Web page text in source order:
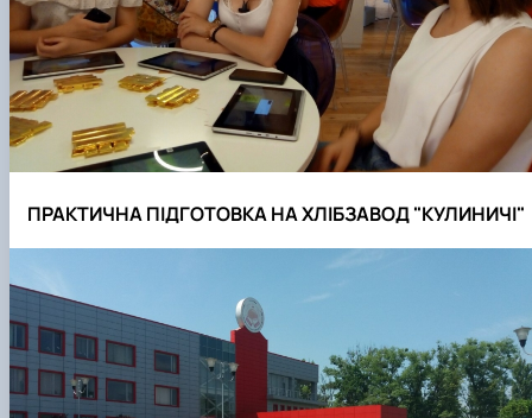
ПРАКТИЧНА ПІДГОТОВКА НА ХЛІБЗАВОД "КУЛИНИЧІ"